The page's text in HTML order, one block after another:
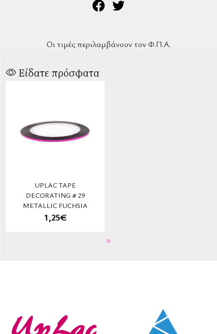
Οι τιμές περιλαμβάνουν τον Φ.Π.Α.
Είδατε πρόσφατα
UPLAC TAPE
DECORATING # 29
METALLIC FUCHSIA
1,25€